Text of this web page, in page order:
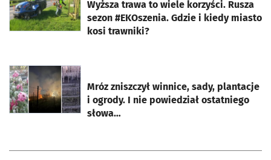
Wyższa trawa to wiele korzyści. Rusza
sezon #EKOszenia. Gdzie i kiedy miasto
kosi trawniki?
Mróz zniszczył winnice, sady, plantacje
i ogrody. I nie powiedział ostatniego
słowa…
otworzy się w nowej karcie